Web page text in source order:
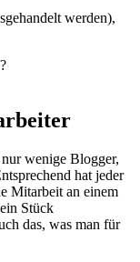
werden),
wenige Blogger,
hat jeder
Mitarbeit an einem
Stück
das, was man für